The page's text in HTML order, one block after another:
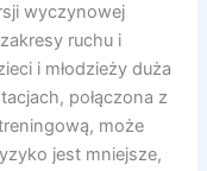
wyczynowej
ruchu i
i młodzieży duża
połączona z
może
jest mniejsze,